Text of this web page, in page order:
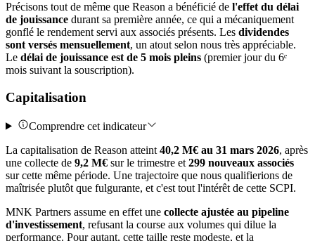
Précisons tout de même que Reason a bénéficié de l'effet du délai
de jouissance durant sa première année, ce qui a mécaniquement
gonflé le rendement servi aux associés présents. Les dividendes
sont versés mensuellement, un atout selon nous très appréciable.
Le délai de jouissance est de 5 mois pleins (premier jour du 6ᵉ
mois suivant la souscription).
Capitalisation
Comprendre cet indicateur
La capitalisation de Reason atteint 40,2 M€ au 31 mars 2026, après
une collecte de 9,2 M€ sur le trimestre et 299 nouveaux associés
sur cette même période. Une trajectoire que nous qualifierions de
maîtrisée plutôt que fulgurante, et c'est tout l'intérêt de cette SCPI.
MNK Partners assume en effet une collecte ajustée au pipeline
d'investissement, refusant la course aux volumes qui dilue la
performance. Pour autant, cette taille reste modeste, et la